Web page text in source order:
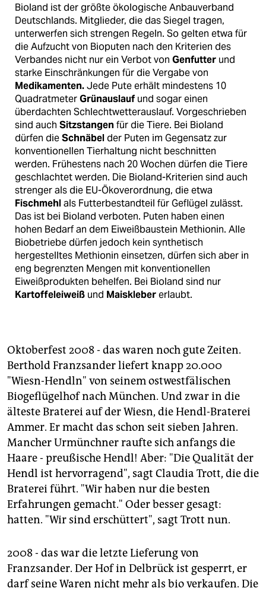
epaper login
Bioland ist der größte ökologische Anbauverband
Deutschlands. Mitglieder, die das Siegel tragen,
unterwerfen sich strengen Regeln. So gelten etwa für
die Aufzucht von Bioputen nach den Kriterien des
Verbandes nicht nur ein Verbot von Genfutter und
starke Einschränkungen für die Vergabe von
Medikamenten.Jede Pute erhält mindestens 10
QuadratmeterGrünauslaufund sogar einen
überdachten Schlechtwetterauslauf. Vorgeschrieben
sind auch Sitzstangenfür die Tiere. Bei Bioland
dürfen dieSchnäbelder Puten im Gegensatz zur
konventionellen Tierhaltung nicht beschnitten
werden. Frühestens nach 20 Wochen dürfen die Tiere
geschlachtet werden. Die Bioland-Kriterien sind auch
strenger als die EU-Ökoverordnung, die etwa
Fischmehlals Futterbestandteil für Geflügel zulässt.
Das ist bei Bioland verboten. Puten haben einen
hohen Bedarf an dem Eiweißbaustein Methionin. Alle
Biobetriebe dürfen jedoch kein synthetisch
hergestelltes Methionin einsetzen, dürfen sich aber in
eng begrenzten Mengen mit konventionellen
Eiweißprodukten behelfen. Bei Bioland sind nur
Kartoffeleiweiß und Maisklebererlaubt.
Oktoberfest 2008 - das waren noch gute Zeiten.
Berthold Franzsander liefert knapp 20.000
"Wiesn-Hendln" von seinem ostwestfälischen
Biogeflügelhof nach München. Und zwar in die
älteste Braterei auf der Wiesn, die Hendl-Braterei
Ammer. Er macht das schon seit sieben Jahren.
Mancher Urmünchner raufte sich anfangs die
Haare - preußische Hendl! Aber: "Die Qualität der
Hendl ist hervorragend", sagt Claudia Trott, die die
Braterei führt. "Wir haben nur die besten
Erfahrungen gemacht." Oder besser gesagt:
hatten. "Wir sind erschüttert", sagt Trott nun.
2008 - das war die letzte Lieferung von
Franzsander. Der Hof in Delbrück ist gesperrt, er
darf seine Waren nicht mehr als bio verkaufen. Die